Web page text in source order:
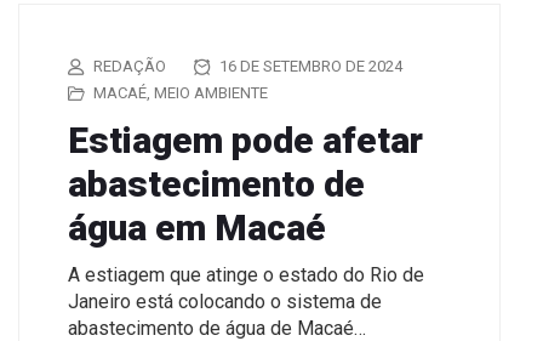
REDAÇÃO
16 DE SETEMBRO DE 2024
MACAÉ MEIO AMBIENTE
Estiagem pode afetar
abastecimento de
água em Macaé
A estiagem que atinge o estado do Rio de
Janeiro está colocando o sistema de
abastecimento de água de Macaé…